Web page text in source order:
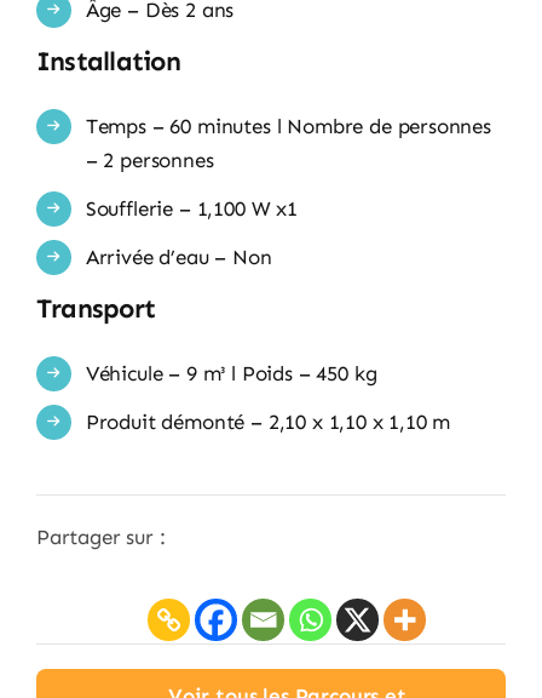
Âge – Dès 2 ans
Installation
Temps – 60 minutes l Nombre de personnes
– 2 personnes
Soufflerie – 1,100 W x1
Arrivée d’eau – Non
Transport
Véhicule – 9 m³ l Poids – 450 kg
Produit démonté – 2,10 x 1,10 x 1,10 m
Partager sur :